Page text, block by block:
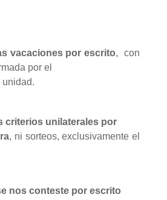
vacaciones por escrito,
con
por el
unidad.
criterios unilaterales por
, ni sorteos, exclusivamente el
nos conteste por escrito